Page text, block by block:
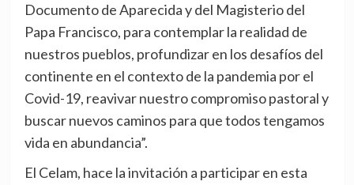
Documento de Aparecida y del Magisterio del
Papa Francisco, para contemplar la realidad de
nuestros pueblos, profundizar en los desafíos del
continente en el contexto de la pandemia por el
Covid-19, reavivar nuestro compromiso pastoral y
buscar nuevos caminos para que todos tengamos
vida en abundancia”.
El Celam, hace la invitación a participar en esta